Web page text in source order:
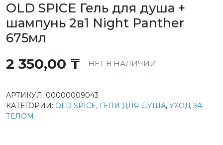
OLD SPICE Гель для душа +
шампунь 2в1 Night Panther
675мл
2 350,00 ₸ НЕТ В НАЛИЧИИ
АРТИКУЛ: 00000009043
КАТЕГОРИИ: OLD SPICE, ГЕЛИ ДЛЯ ДУША, УХОД ЗА
ТЕЛОМ